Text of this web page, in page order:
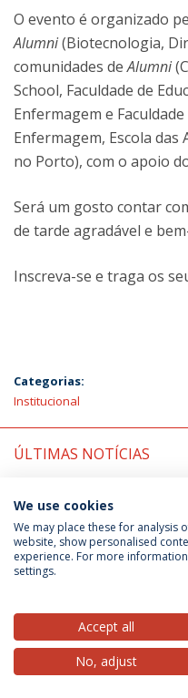
O evento é organizado
Alumni(Biotecnologia,
comunidades deAlumni
School, Faculdade de
Enfermagem e
Enfermagem, Escola das
no Porto), com o apoio
Será um gosto contar
de tarde agradável e
Inscreva-se e traga os
Categorias:
Institucional
ÚLTIMAS NOTÍCIAS
PRÓXIMOS EVENTOS
Política de
© 2026
We use cookies
We may place these for
website, show personalised
experience. For more
settings.
Accept all
No, adjust